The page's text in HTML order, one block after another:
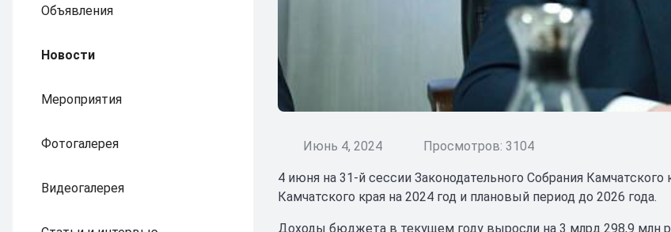
Объявления
Новости
Мероприятия
Фотогалерея
Видеогалерея
Июнь 4, 2024 Просмотров: 3104
4 июня на 31-й сессии Законодательного Собрания
Камчатского края на 2024 год и плановый период до 2026 года.
Доходы бюджета в текущем году выросли на 3 млрд 298,9 млн